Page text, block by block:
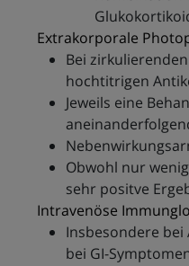
Extrakorporale
Bei
hochtitrigen
Jeweils eine
Obwohl nur
sehr positve
Intravenöse
Insbesondere
bei GI-